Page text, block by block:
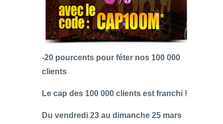
-20 pourcents pour fêter nos 100 000
clients
Le cap des 100 000 clients est franchi !
Du vendredi 23 au dimanche 25 mars